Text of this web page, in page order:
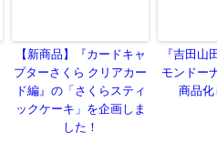
【新商品】『カードキャ
プターさくら クリアカー
ド編』の「さくらスティ
ックケーキ」を企画しま
した！
『吉田山
モンドー
商品化